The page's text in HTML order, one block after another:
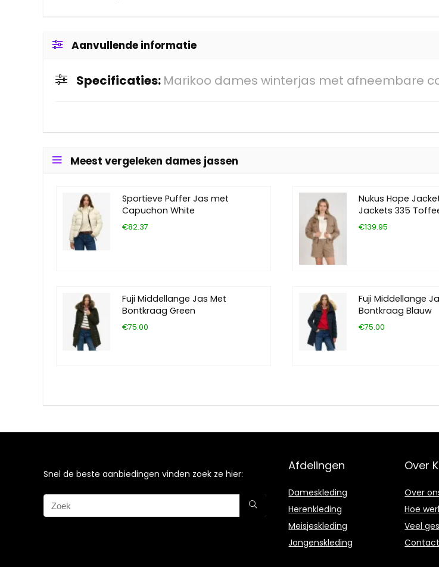
Aanvullende informatie
Specificaties: Marikoo dames winterjas met afneembare
Meest vergeleken dames jassen
Sportieve Puffer Jas met
Capuchon White
€82.37
Nukus Hope Jacket
Jackets 335
€139.95
Fuji Middellange Jas Met
Bontkraag Green
€75.00
Fuji Middellange
Bontkraag Blauw
€75.00
Snel de beste aanbiedingen vinden zoek ze hier:
Afdelingen
Dameskleding
Herenkleding
Meisjeskleding
Jongenskleding
Over
Over
Hoe
Veel
Contact